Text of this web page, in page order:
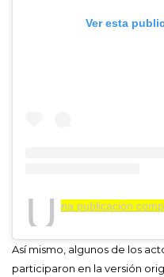
Ver esta
U na publicación
Así mismo, algunos de los
participaron en la versión